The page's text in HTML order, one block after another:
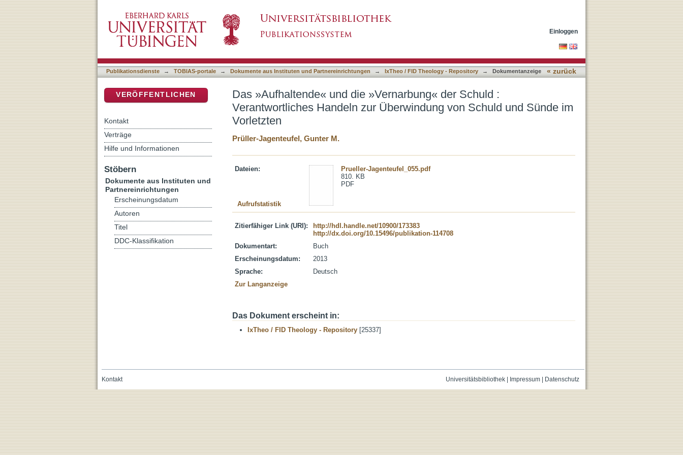
von Schuld und Sünde im Vorletzten
Einloggen
Publikationsdienste → TOBIAS-portale → Dokumente aus Instituten und Partnereinrichtungen → IxTheo / FID Theology - Repository → Dokumentanzeige « zurück
Das »Aufhaltende« und die »Vernarbung« der Schuld :
Verantwortliches Handeln zur Überwindung von Schuld und Sünde im
Vorletzten
Prüller-Jagenteufel, Gunter M.
Dateien:
Prueller-Jagenteufel_055.pdf
810. KB
PDF
Aufrufstatistik
Zitierfähiger Link (URI):
http://hdl.handle.net/10900/173383
http://dx.doi.org/10.15496/publikation-114708
Dokumentart:
Buch
Erscheinungsdatum:
2013
Sprache:
Deutsch
Zur Langanzeige
Das Dokument erscheint in:
IxTheo / FID Theology - Repository [25337]
VERÖFFENTLICHEN
Kontakt
Verträge
Hilfe und Informationen
Stöbern
Dokumente aus Instituten und
Partnereinrichtungen
Erscheinungsdatum
Autoren
Titel
DDC-Klassifikation
Universitätsbibliothek| Impressum| Datenschutz
Kontakt